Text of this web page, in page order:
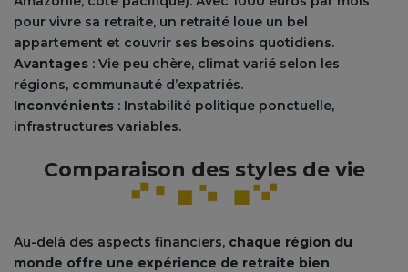
pour vivre sa retraite, un retraité loue un bel
appartement et couvrir ses besoins quotidiens.
Avantages : Vie peu chère, climat varié selon les
régions, communauté d’expatriés.
Inconvénients : Instabilité politique ponctuelle,
infrastructures variables.
Comparaison des styles de vie
Au-delà des aspects financiers, chaque région du
monde offre une expérience de retraite bien